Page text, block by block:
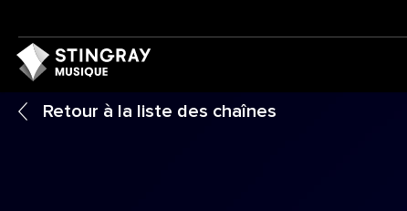
Retour à la liste des chaînes